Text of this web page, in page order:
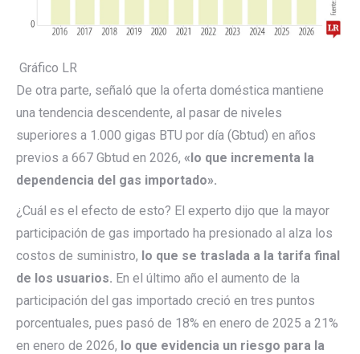
Gráfico LR
De otra parte, señaló que la oferta doméstica mantiene
una tendencia descendente, al pasar de niveles
superiores a 1.000 gigas BTU por día (Gbtud) en años
previos a 667 Gbtud en 2026, «lo que incrementa la
dependencia del gas importado».
¿Cuál es el efecto de esto? El experto dijo que la mayor
participación de gas importado ha presionado al alza los
costos de suministro, lo que se traslada a la tarifa final
de los usuarios. En el último año el aumento de la
participación del gas importado creció en tres puntos
porcentuales, pues pasó de 18% en enero de 2025 a 21%
en enero de 2026, lo que evidencia un riesgo para la